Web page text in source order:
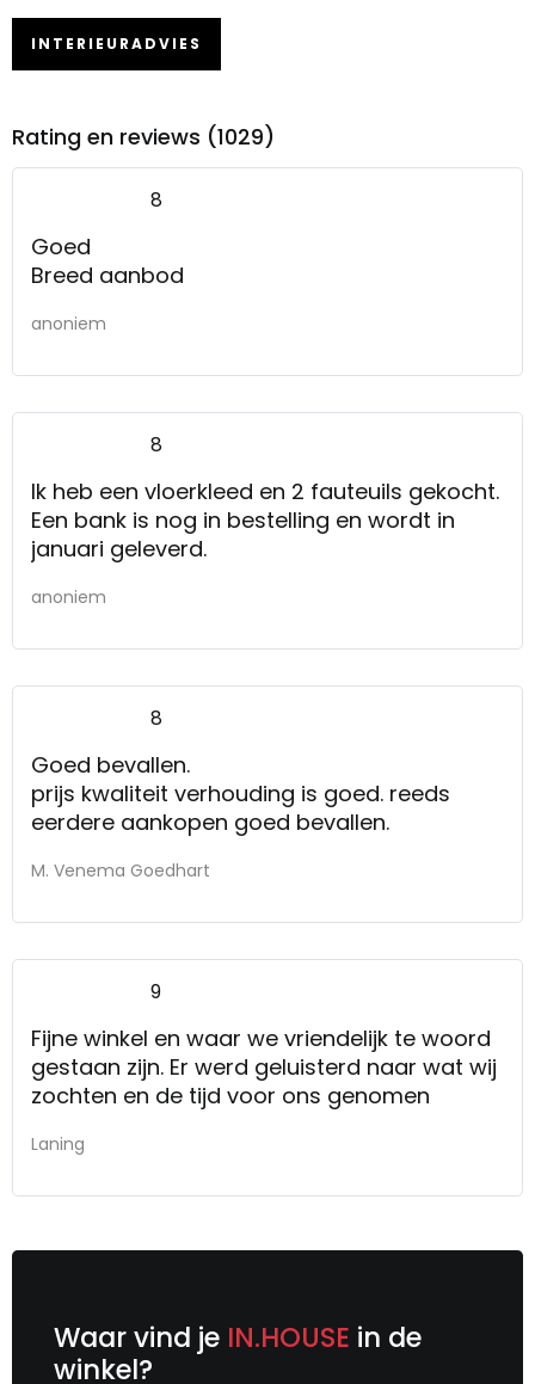
INTERIEURADVIES
Rating en reviews (1029)
8
Goed
Breed aanbod
anoniem
8
Ik heb een vloerkleed en 2 fauteuils gekocht.
Een bank is nog in bestelling en wordt in
januari geleverd.
anoniem
8
Goed bevallen.
prijs kwaliteit verhouding is goed. reeds
eerdere aankopen goed bevallen.
M. Venema Goedhart
9
Fijne winkel en waar we vriendelijk te woord
gestaan zijn. Er werd geluisterd naar wat wij
zochten en de tijd voor ons genomen
Laning
Waar vind je IN.HOUSE in de
winkel?